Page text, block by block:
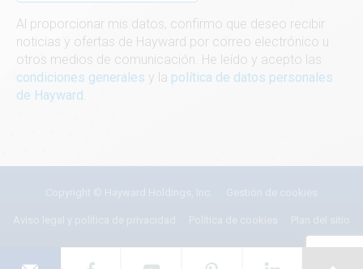
Al proporcionar mis datos, confirmo que deseo recibir
noticias y ofertas de Hayward por correo electrónico u
otros medios de comunicación. He leído y acepto las
condiciones generales y la política de datos personales
de Hayward